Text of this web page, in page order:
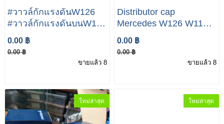
#วาวล์กักแรงดันW126
#วาวล์กักแรงดันบนW126
Mercedes Benz S Class
W126 500SEL 580SEL
380SEL
0.00 ฿
0.00 ฿
ขายแล้ว 8
Distributor cap
Mercedes W126 W116
W107 0 290 004 500
0290004500 Bosch 0-
290-004-500 Distributor
0.00 ฿
0.00 ฿
ขายแล้ว 8
ใหม่ล่าสุด ใหม่ล่าสุด